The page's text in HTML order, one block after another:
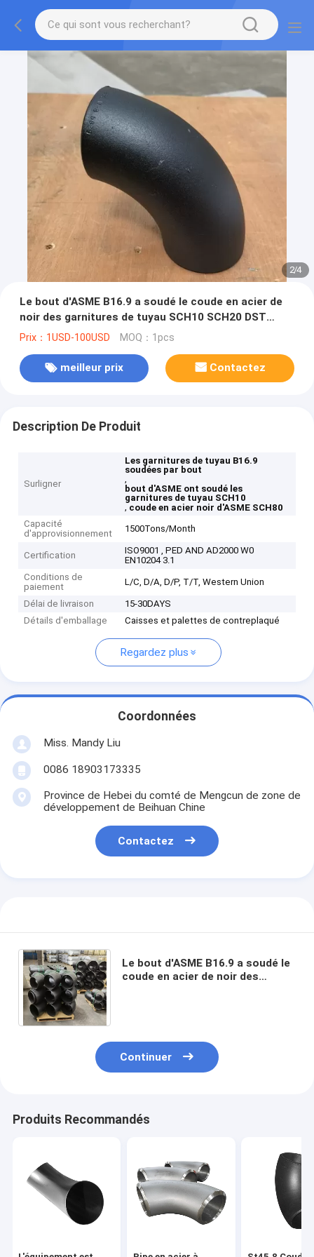
2/4
Le bout d'ASME B16.9 a soudé le coude en acier de
noir des garnitures de tuyau SCH10 SCH20 DST
SCH40 SCH80
Prix：1USD-100USD MOQ：1pcs
meilleur prix Contactez
Description De Produit
Surligner
Les garnitures de tuyau B16.9
soudées par bout
,
bout d'ASME ont soudé les
garnitures de tuyau SCH10
, coude en acier noir d'ASME SCH80
Capacité
d'approvisionnement
1500Tons/Month
Certification
ISO9001 , PED AND AD2000 W0
EN10204 3.1
Conditions de
paiement
L/C, D/A, D/P, T/T, Western Union
Délai de livraison
15-30DAYS
Détails d'emballage
Caisses et palettes de contreplaqué
Regardez plus
Coordonnées
Miss. Mandy Liu
0086 18903173335
Province de Hebei du comté de Mengcun de zone de
développement de Beihuan Chine
Contactez
Le bout d'ASME B16.9 a soudé le
coude en acier de noir des
Continuer
Produits Recommandés